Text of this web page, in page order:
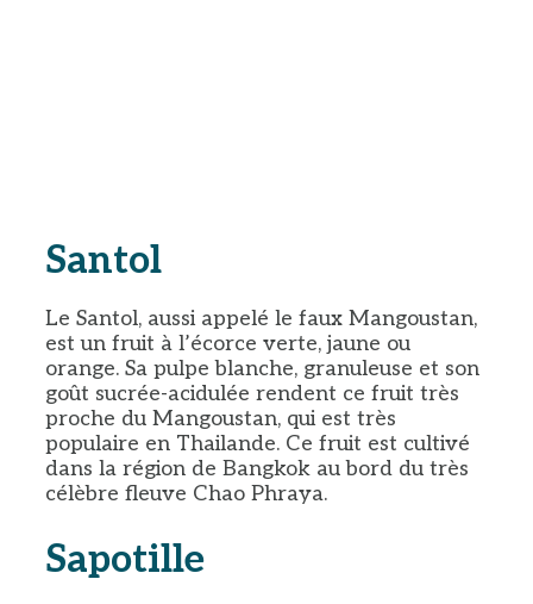
Santol
Le Santol, aussi appelé le faux Mangoustan,
est un fruit à l’écorce verte, jaune ou
orange. Sa pulpe blanche, granuleuse et son
goût sucrée-acidulée rendent ce fruit très
proche du Mangoustan, qui est très
populaire en Thailande. Ce fruit est cultivé
dans la région de Bangkok au bord du très
célèbre fleuve Chao Phraya.
Sapotille